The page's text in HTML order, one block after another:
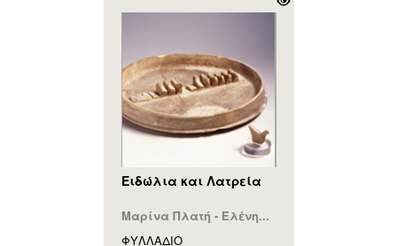
Ειδώλια και Λατρεία
Μαρίνα Πλατή - Ελένη...
ΦΥΛΛAΔΙΟ